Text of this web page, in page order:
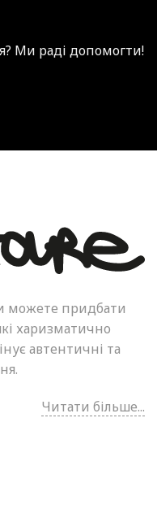
Ми раді допомогти!
можете придбати
харизматично
автентичні та
Читати більше...